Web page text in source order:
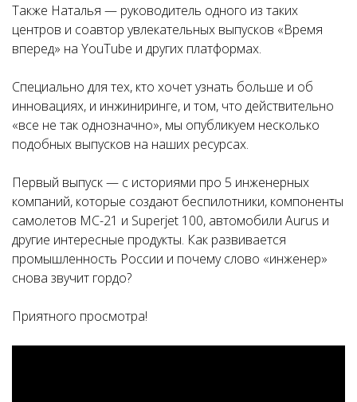
Также Наталья — руководитель одного из таких
центров и соавтор увлекательных выпусков «Время
вперед» на YouTube и других платформах.
Специально для тех, кто хочет узнать больше и об
инновациях, и инжиниринге, и том, что действительно
«все не так однозначно», мы опубликуем несколько
подобных выпусков на наших ресурсах.
Первый выпуск — с историями про 5 инженерных
компаний, которые создают беспилотники, компоненты
самолетов МС-21 и Superjet 100, автомобили Aurus и
другие интересные продукты. Как развивается
промышленность России и почему слово «инженер»
снова звучит гордо?
Приятного просмотра!